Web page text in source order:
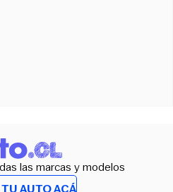
las marcas y modelos
AUTO ACÁ